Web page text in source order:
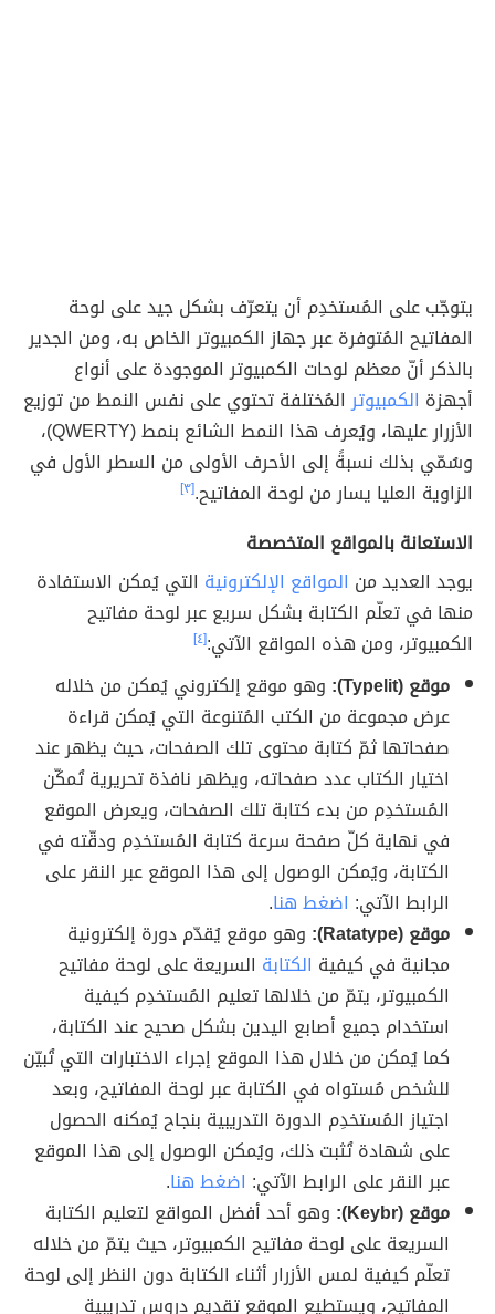
يتوجّب على المُستخدِم أن يتعرّف بشكل جيد على لوحة
المفاتيح المُتوفرة عبر جهاز الكمبيوتر الخاص به، ومن الجدير
بالذكر أنّ معظم لوحات الكمبيوتر الموجودة على أنواع
أجهزة الكمبيوترالمُختلفة تحتوي على نفس النمط من توزيع
الأزرار عليها، ويُعرف هذا النمط الشائع بنمط (QWERTY)،
وسُمّي بذلك نسبةً إلى الأحرف الأولى من السطر الأول في
الزاوية العليا يسار من لوحة المفاتيح.[٣]
الاستعانة بالمواقع المتخصصة
يوجد العديد من المواقع الإلكترونية التي يُمكن الاستفادة
منها في تعلّم الكتابة بشكل سريع عبر لوحة مفاتيح
الكمبيوتر، ومن هذه المواقع الآتي:[٤]
موقع (Typelit):
وهو موقع إلكتروني يُمكن من خلاله
عرض مجموعة من الكتب المُتنوعة التي يُمكن قراءة
صفحاتها ثمّ كتابة محتوى تلك الصفحات، حيث يظهر عند
اختيار الكتاب عدد صفحاته، ويظهر نافذة تحريرية تُمكّن
المُستخدِم من بدء كتابة تلك الصفحات، ويعرض الموقع
في نهاية كلّ صفحة سرعة كتابة المُستخدِم ودقّته في
الكتابة، ويُمكن الوصول إلى هذا الموقع عبر النقر على
الرابط الآتي: اضغط هنا.
موقع (Ratatype):
وهو موقع يُقدّم دورة إلكترونية
مجانية في كيفية الكتابة السريعة على لوحة مفاتيح
الكمبيوتر، يتمّ من خلالها تعليم المُستخدِم كيفية
استخدام جميع أصابع اليدين بشكل صحيح عند الكتابة،
كما يُمكن من خلال هذا الموقع إجراء الاختبارات التي تُبيّن
للشخص مُستواه في الكتابة عبر لوحة المفاتيح، وبعد
اجتياز المُستخدِم الدورة التدريبية بنجاح يُمكنه الحصول
على شهادة تُثبت ذلك، ويُمكن الوصول إلى هذا الموقع
عبر النقر على الرابط الآتي: اضغط هنا.
موقع (Keybr):
وهو أحد أفضل المواقع لتعليم الكتابة
السريعة على لوحة مفاتيح الكمبيوتر، حيث يتمّ من خلاله
تعلّم كيفية لمس الأزرار أثناء الكتابة دون النظر إلى لوحة
المفاتيح، ويستطيع الموقع تقديم دروس تدريبية